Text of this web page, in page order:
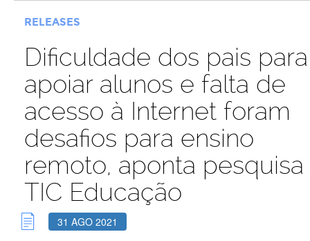
RELEASES
Dificuldade dos pais para
apoiar alunos e falta de
acesso à Internet foram
desafios para ensino
remoto, aponta pesquisa
TIC Educação
31 AGO 2021